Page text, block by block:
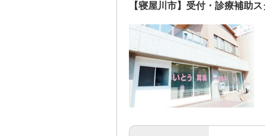
【寝屋川市】受付・診療補助